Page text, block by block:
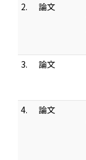
2. 論文
3.
論文
4.
論文